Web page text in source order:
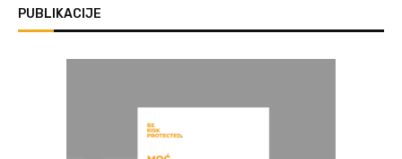
PUBLIKACIJE